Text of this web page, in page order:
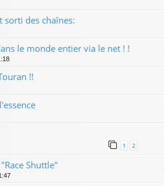
sorti des chaînes:
le monde entier via le net ! !
!!
1 2
Shuttle"